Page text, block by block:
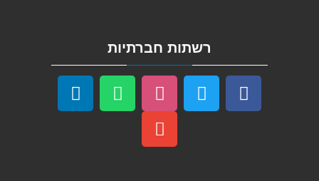
רשתות חברתיות